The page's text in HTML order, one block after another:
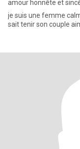
amour honnête et
je suis une femme
sait tenir son couple